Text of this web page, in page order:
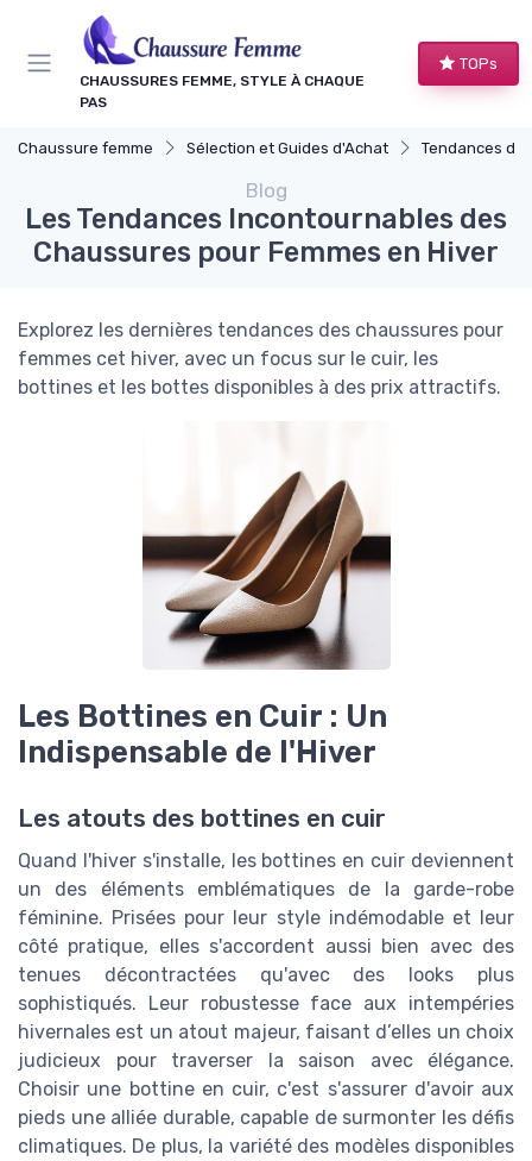
CHAUSSURES FEMME, STYLE À CHAQUE
PAS
TOPs
Chaussure femme Sélection et Guides d'Achat Tendances de
Blog
Les Tendances Incontournables des
Chaussures pour Femmes en Hiver
Explorez les dernières tendances des chaussures pour
femmes cet hiver, avec un focus sur le cuir, les
bottines et les bottes disponibles à des prix attractifs.
Les Bottines en Cuir : Un
Indispensable de l'Hiver
Les atouts des bottines en cuir
Quand l'hiver s'installe, les bottines en cuir deviennent
un des éléments emblématiques de la garde-robe
féminine. Prisées pour leur style indémodable et leur
côté pratique, elles s'accordent aussi bien avec des
tenues décontractées qu'avec des looks plus
sophistiqués. Leur robustesse face aux intempéries
hivernales est un atout majeur, faisant d’elles un choix
judicieux pour traverser la saison avec élégance.
Choisir une bottine en cuir, c'est s'assurer d'avoir aux
pieds une alliée durable, capable de surmonter les défis
climatiques. De plus, la variété des modèles disponibles
Panneau de gestion des cookies